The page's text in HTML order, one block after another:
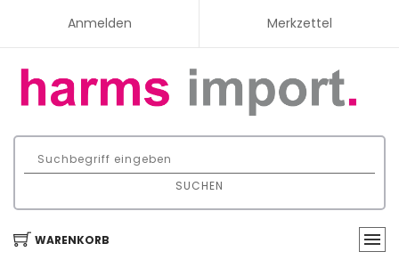
Anmelden Merkzettel
SUCHEN
WARENKORB